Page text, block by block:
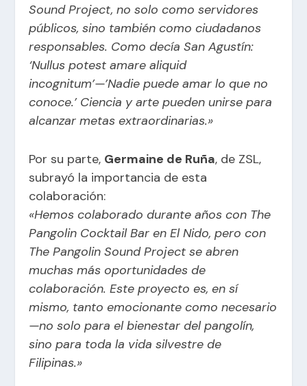
Sound Project, no solo como servidores
públicos, sino también como ciudadanos
responsables. Como decía San Agustín:
‘Nullus potest amare aliquid
incognitum’—’Nadie puede amar lo que no
conoce.’ Ciencia y arte pueden unirse para
alcanzar metas extraordinarias.»
Por su parte, Germaine de Ruña, de ZSL,
subrayó la importancia de esta
colaboración:
«Hemos colaborado durante años con The
Pangolin Cocktail Bar en El Nido, pero con
The Pangolin Sound Project se abren
muchas más oportunidades de
colaboración. Este proyecto es, en sí
mismo, tanto emocionante como necesario
—no solo para el bienestar del pangolín,
sino para toda la vida silvestre de
Filipinas.»